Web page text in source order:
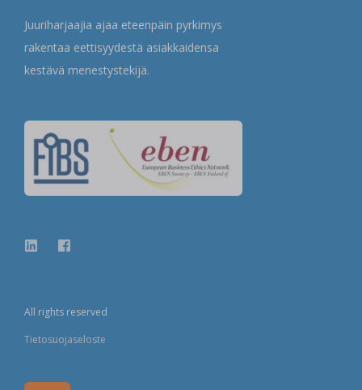
Juuriharjaajia ajaa eteenpäin pyrkimys
rakentaa eettisyydestä asiakkaidensa
kestävä menestystekijä.
All rights reserved
Tietosuojaseloste